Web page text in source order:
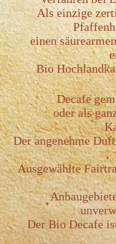
Als einzige
einen
Bio
Decafe
oder als
Der angenehme
Ausgewählte
Der Bio Decafe